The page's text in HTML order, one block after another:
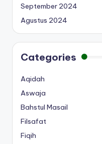
September 2024
Agustus 2024
Categories
Aqidah
Aswaja
Bahstul Masail
Filsafat
Fiqih